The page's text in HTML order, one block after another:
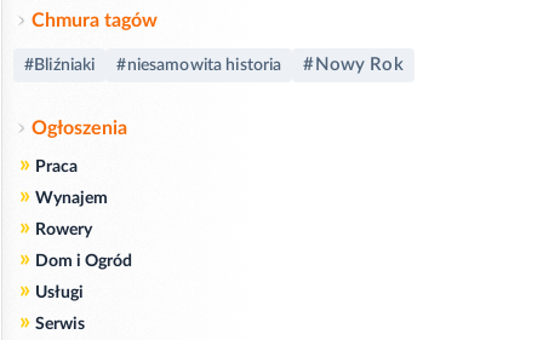
Chmura tagów
#Bliźniaki #niesamowita historia #Nowy Rok
Ogłoszenia
» Praca
» Wynajem
» Rowery
» Dom i Ogród
» Usługi
» Serwis